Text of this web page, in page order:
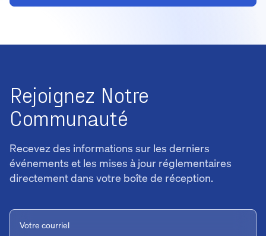
Rejoignez Notre
Communauté
Recevez des informations sur les derniers
événements et les mises à jour réglementaires
directement dans votre boîte de réception.